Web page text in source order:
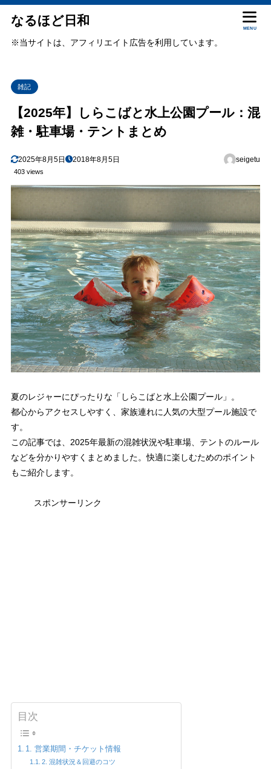
なるほど日和
MENU
※当サイトは、アフィリエイト広告を利用しています。
雑記
【2025年】しらこばと水上公園プール：混
雑・駐車場・テントまとめ
2025年8月5日 2018年8月5日 seigetu
403 views
夏のレジャーにぴったりな「しらこばと水上公園プール」。
都心からアクセスしやすく、家族連れに人気の大型プール施設で
す。
この記事では、2025年最新の混雑状況や駐車場、テントのルール
などを分かりやすくまとめました。快適に楽しむためのポイント
もご紹介します。
スポンサーリンク
目次
1. 営業期間・チケット情報
2. 混雑状況＆回避のコツ